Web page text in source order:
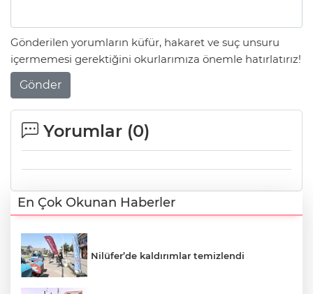
Gönderilen yorumların küfür, hakaret ve suç unsuru
içermemesi gerektiğini okurlarımıza önemle hatırlatırız!
Gönder
Yorumlar (0)
En Çok Okunan Haberler
Nilüfer’de kaldırımlar temizlendi